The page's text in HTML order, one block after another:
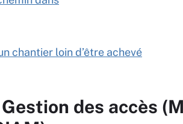
chantier loin d’être achevé
des accès